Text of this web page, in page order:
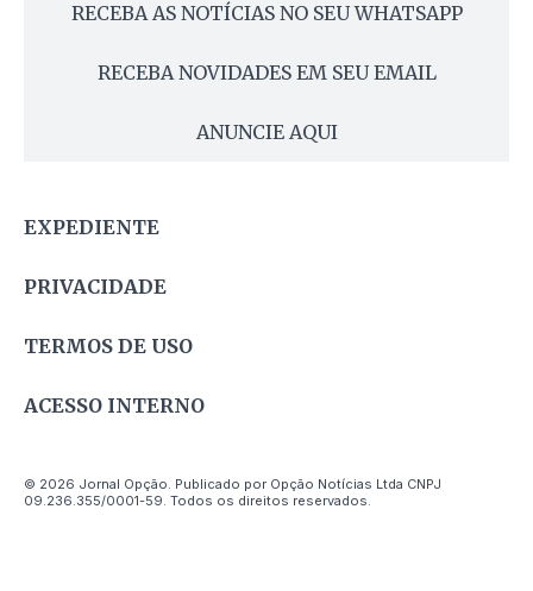
RECEBA AS NOTÍCIAS NO SEU WHATSAPP
RECEBA NOVIDADES EM SEU EMAIL
ANUNCIE AQUI
EXPEDIENTE
PRIVACIDADE
TERMOS DE USO
ACESSO INTERNO
© 2026 Jornal Opção. Publicado por Opção Notícias Ltda CNPJ
09.236.355/0001-59. Todos os direitos reservados.